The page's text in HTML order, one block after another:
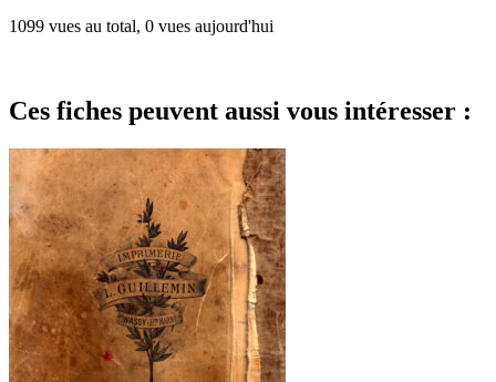
1099 vues au total, 0 vues aujourd'hui
Ces fiches peuvent aussi vous intéresser :